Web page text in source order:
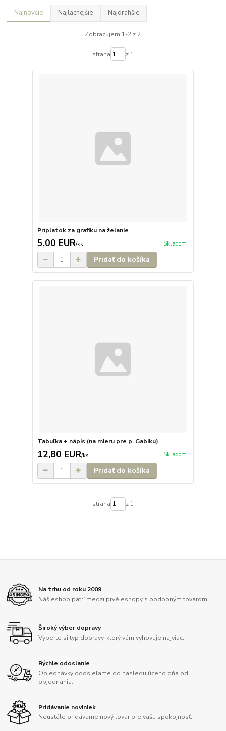
Najnovšie Najlacnejšie Najdrahšie
Zobrazujem 1-2 z 2
strana z 1
Príplatok za grafiku na želanie
5,00 EUR/ks Skladom
Pridať do košíka
Tabuľka + nápis (na mieru pre p. Gabiku)
12,80 EUR/ks Skladom
Pridať do košíka
strana z 1
Na trhu od roku 2009
Náš eshop patrí medzi prvé eshopy s podobným tovarom.
Široký výber dopravy
Vyberte si typ dopravy, ktorý vám vyhovuje najviac.
Rýchle odoslanie
Objednávky odosielame do nasledujúceho dňa od
objednania.
Pridávanie noviniek
Neustále pridávame nový tovar pre vašu spokojnosť.